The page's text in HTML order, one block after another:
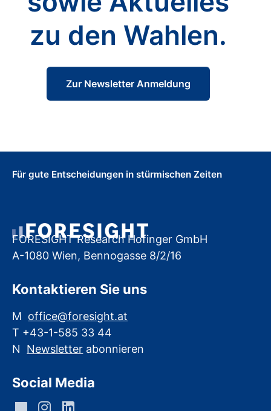
zu den Wahlen.
Zur Newsletter Anmeldung
Für gute Entscheidungen in stürmischen Zeiten
FORESIGHT Research Hofinger GmbH
A-1080 Wien, Bennogasse 8/2/16
Kontaktieren Sie uns
M office@foresight.at
T +43-1-585 33 44
N
Newsletter abonnieren
Social Media